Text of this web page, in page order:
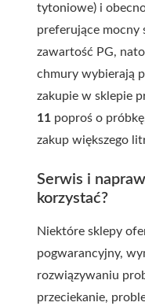
tytoniowe) i
preferujące mocny
zawartość PG,
chmury wybierają
zakupie w sklepie
11 poproś o
zakup większego
Serwis i
korzystać?
Niektóre sklepy
pogwarancyjny,
rozwiązywaniu
przeciekanie,